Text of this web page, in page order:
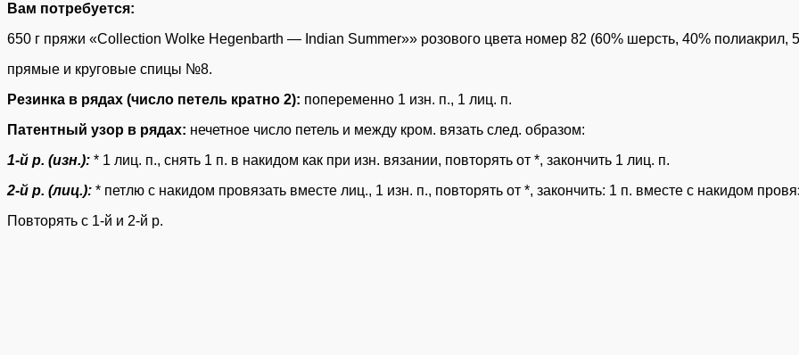
Вам потребуется:
650 г пряжи «Collection Wolke Hegenbarth — Indian Summer»» розового цвета номер 82 (60% шерсть, 40% полиакрил,
прямые и круговые спицы №8.
Резинка в рядах (число петель кратно 2): попеременно 1 изн. п., 1 лиц. п.
Патентный узор в рядах: нечетное число петель и между кром. вязать след. образом:
1-й р. (изн.): * 1 лиц. п., снять 1 п. в накидом как при изн. вязании, повторять от *, закончить 1 лиц. п.
2-й р. (лиц.): * петлю с накидом провязать вместе лиц., 1 изн. п., повторять от *, закончить: 1 п. вместе с накидом
Повторять с 1-й и 2-й р.